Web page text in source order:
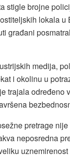
stigle brojne
lokala u
građani
medija,
i okolinu u
trajala određeno
pretrage
neposredna